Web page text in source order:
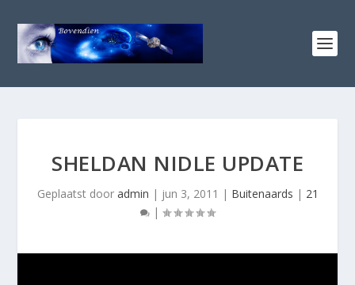
SHELDAN NIDLE UPDATE
Geplaatst door admin | jun 3, 2011 | Buitenaards | 21
|